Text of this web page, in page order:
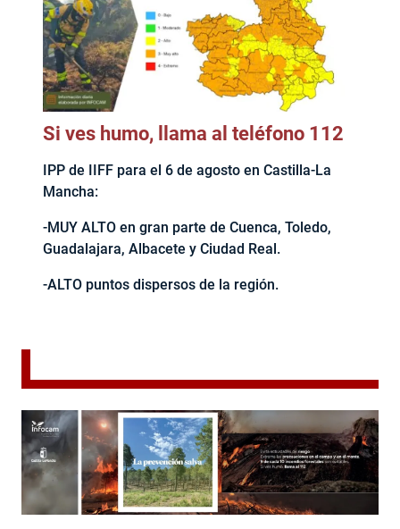
Si ves humo, llama al teléfono 112
IPP de IIFF para el 6 de agosto en Castilla-La
Mancha:
-MUY ALTO en gran parte de Cuenca, Toledo,
Guadalajara, Albacete y Ciudad Real.
-ALTO puntos dispersos de la región.